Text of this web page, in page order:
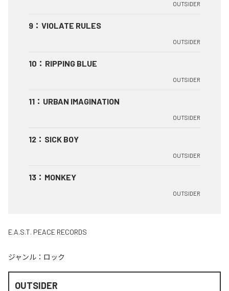
OUTSIDER
9 ： VIOLATE RULES
OUTSIDER
10 ： RIPPING BLUE
OUTSIDER
11 ： URBAN IMAGINATION
OUTSIDER
12 ： SICK BOY
OUTSIDER
13 ： MONKEY
OUTSIDER
E.A.S.T. PEACE RECORDS
ジャンル： ロック
OUTSIDER